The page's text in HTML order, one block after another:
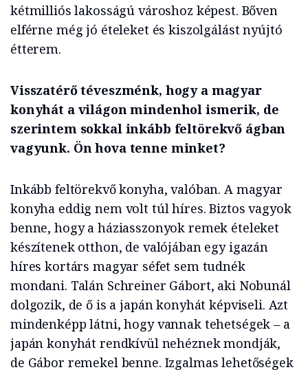
kétmilliós lakosságú városhoz képest. Bőven
elférne még jó ételeket és kiszolgálást nyújtó
étterem.
Visszatérő téveszménk, hogy a magyar
konyhát a világon mindenhol ismerik, de
szerintem sokkal inkább feltörekvő ágban
vagyunk. Ön hova tenne minket?
Inkább feltörekvő konyha, valóban. A magyar
konyha eddig nem volt túl híres. Biztos vagyok
benne, hogy a háziasszonyok remek ételeket
készítenek otthon, de valójában egy igazán
híres kortárs magyar séfet sem tudnék
mondani. Talán Schreiner Gábort, aki Nobunál
dolgozik, de ő is a japán konyhát képviseli. Azt
mindenképp látni, hogy vannak tehetségek – a
japán konyhát rendkívül nehéznek mondják,
de Gábor remekel benne. Izgalmas lehetőségek